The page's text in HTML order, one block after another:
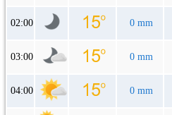
02:00 0 mm
03:00 0 mm
04:00 0 mm